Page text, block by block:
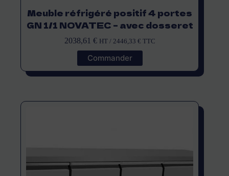
Meuble réfrigéré positif 4 portes
GN 1/1 NOVATEC – avec dosseret
2038,61 € HT / 2446,33 € TTC
Commander